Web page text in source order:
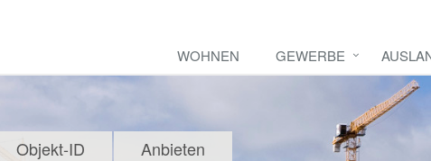
WOHNEN GEWERBE
Objekt-ID Anbieten